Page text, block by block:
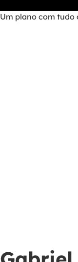
Um plano com tudo